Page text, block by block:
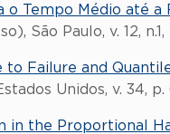
o Tempo Médio até
São Paulo, v. 12,
to Failure and
Unidos, v. 34, p.
in the Proportional